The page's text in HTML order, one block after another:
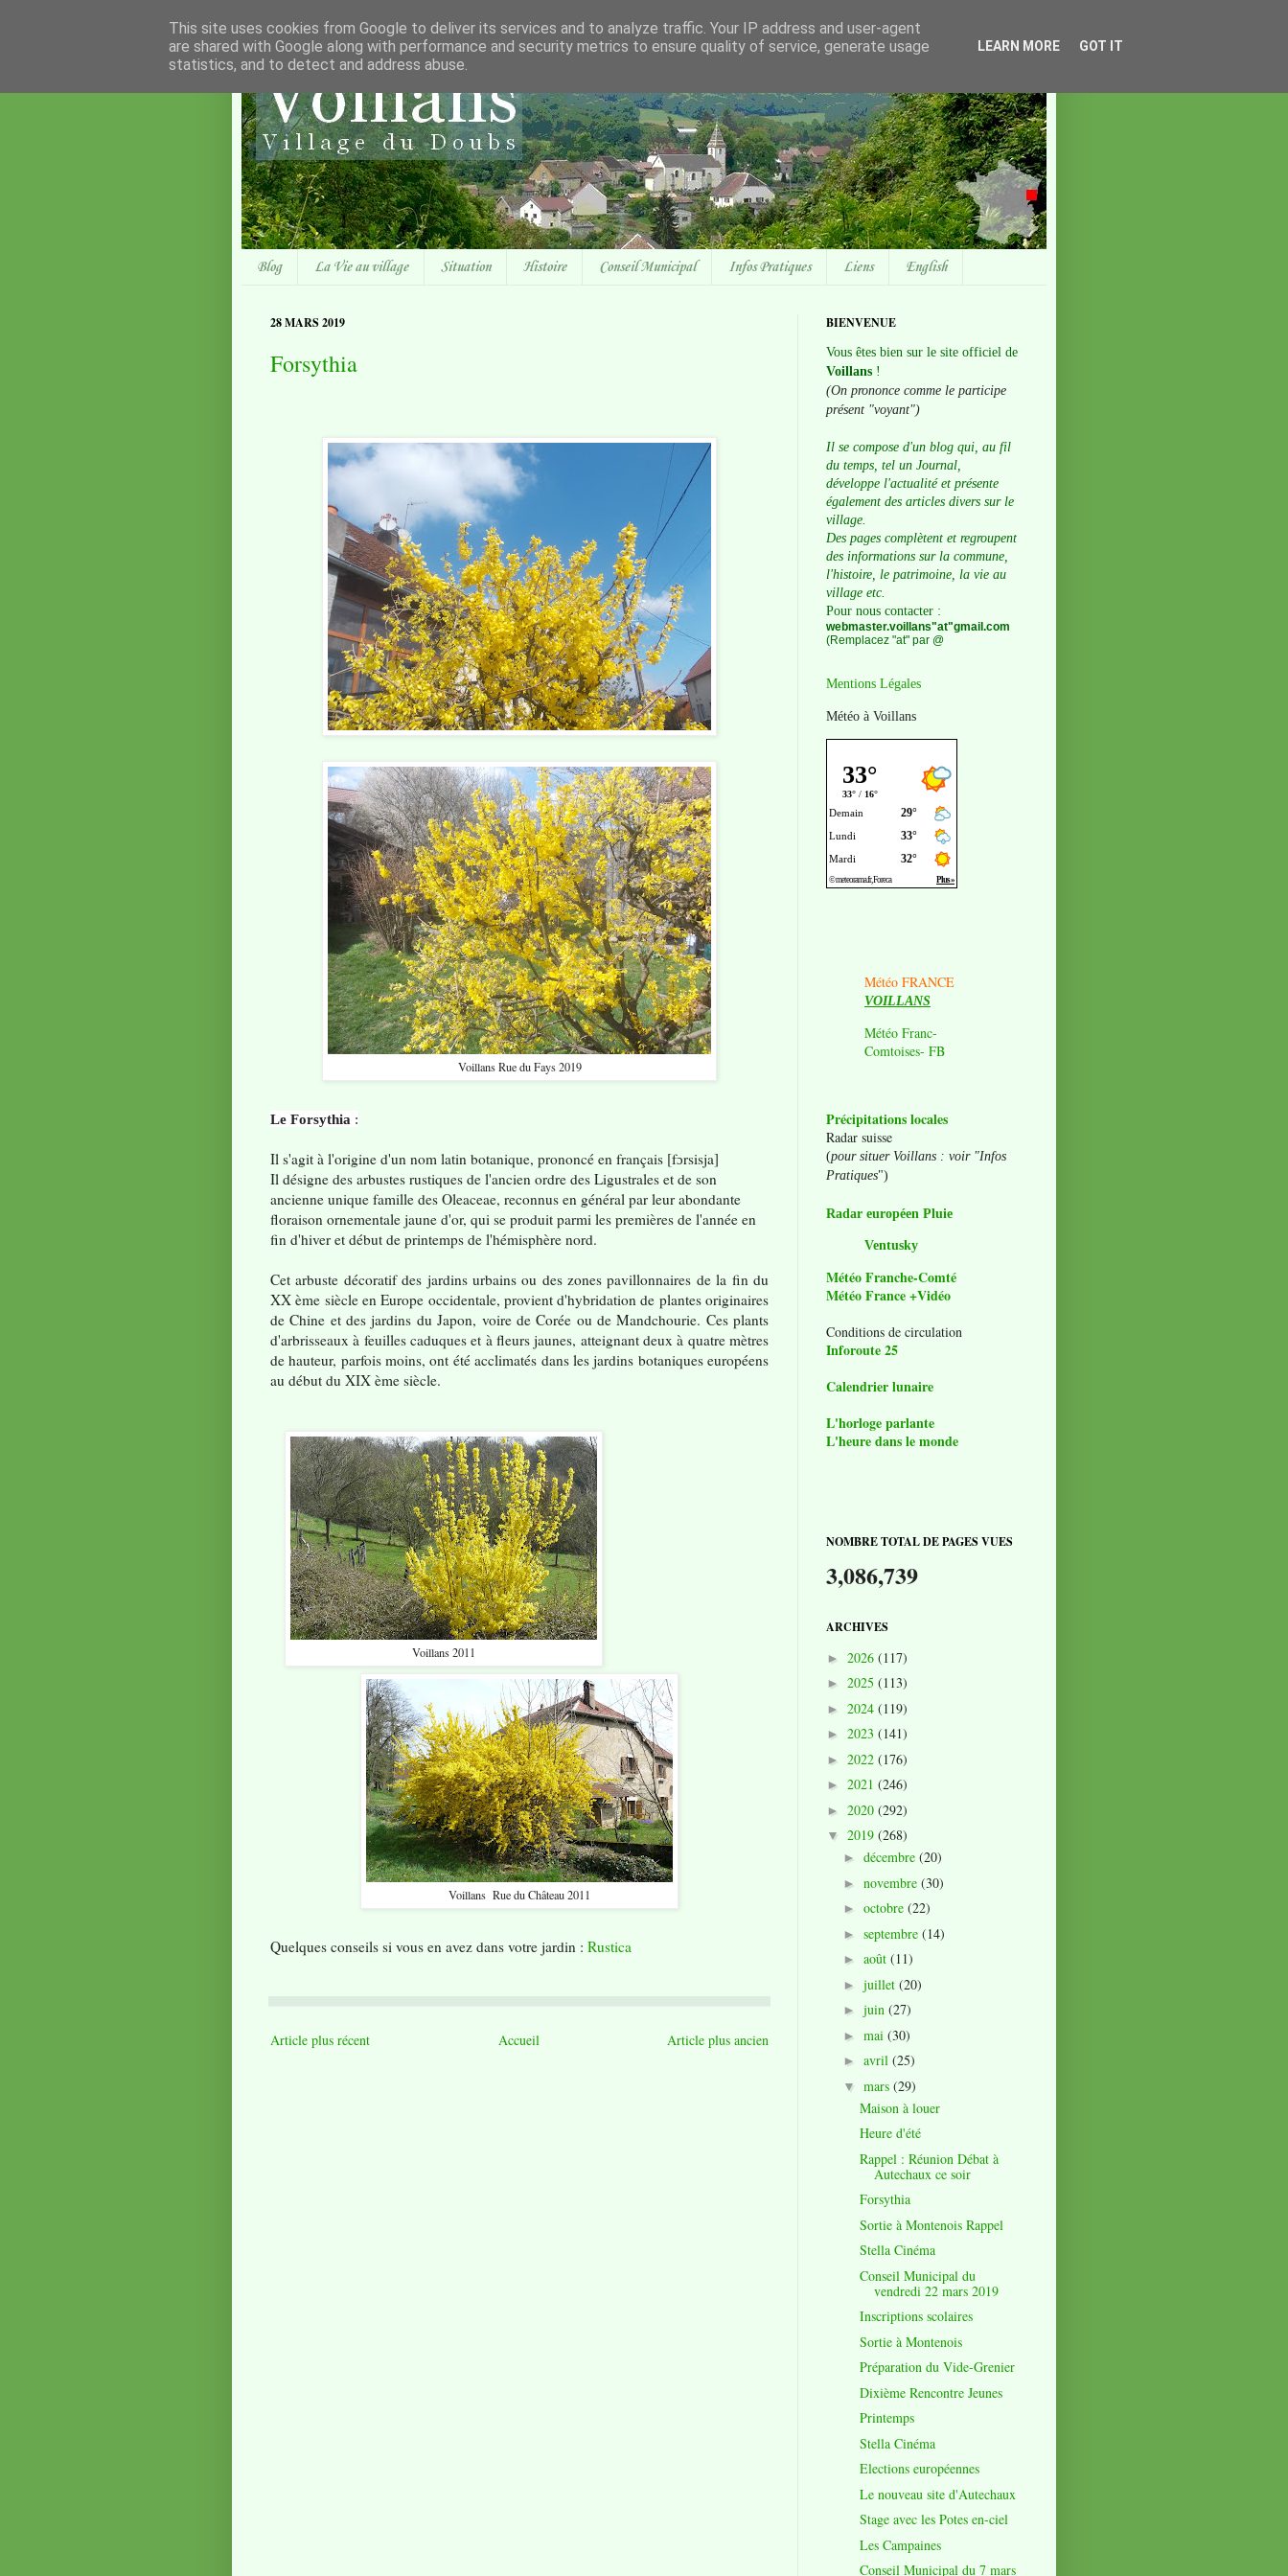
Blog La Vie au village Situation Histoire Conseil Municipal Infos Pratiques Liens English
28 MARS 2019
Forsythia
Voillans Rue du Fays 2019
Le Forsythia :
Il s'agit à l'origine d'un nom latin botanique, prononcé en français [fɔrsisja]
Il désigne des arbustes rustiques de l'ancien ordre des Ligustrales et de son
ancienne unique famille des Oleaceae, reconnus en général par leur abondante
floraison ornementale jaune d'or, qui se produit parmi les premières de l'année en
fin d'hiver et début de printemps de l'hémisphère nord.
Cet arbuste décoratif des jardins urbains ou des zones pavillonnaires de la fin du
XX ème siècle en Europe occidentale, provient d'hybridation de plantes originaires
de Chine et des jardins du Japon, voire de Corée ou de Mandchourie. Ces plants
d'arbrisseaux à feuilles caduques et à fleurs jaunes, atteignant deux à quatre mètres
de hauteur, parfois moins, ont été acclimatés dans les jardins botaniques européens
au début du XIX ème siècle.
Voillans 2011
Voillans Rue du Château 2011
Quelques conseils si vous en avez dans votre jardin : Rustica
Article plus récent Article plus ancien
Accueil
BIENVENUE
Vous êtes bien sur le site officiel de
Voillans !
(On prononce comme le participe
présent "voyant")
Il se compose d'un blog qui, au fil
du temps, tel un Journal,
développe l'actualité et présente
également des articles divers sur le
village.
Des pages complètent et regroupent
des informations sur la commune,
l'histoire, le patrimoine, la vie au
village etc.
Pour nous contacter :
webmaster.voillans"at"gmail.com
(Remplacez "at" par @
Mentions Légales
Météo à Voillans
Météo FRANCE
VOILLANS
Météo Franc-
Comtoises- FB
Précipitations locales
Radar suisse
(pour situer Voillans : voir "Infos
Pratiques")
Radar européen Pluie
Ventusky
Météo Franche-Comté
Météo France +Vidéo
Conditions de circulation
Inforoute 25
Calendrier lunaire
L'horloge parlante
L'heure dans le monde
NOMBRE TOTAL DE PAGES VUES
3,086,739
ARCHIVES
► 2026 (117)
► 2025 (113)
► 2024 (119)
► 2023 (141)
► 2022 (176)
► 2021 (246)
► 2020 (292)
▼ 2019 (268)
► décembre (20)
► novembre (30)
► octobre (22)
► septembre (14)
► août (11)
► juillet (20)
► juin (27)
► mai (30)
► avril (25)
▼ mars (29)
Maison à louer
Heure d'été
Rappel : Réunion Débat à
Autechaux ce soir
Forsythia
Sortie à Montenois Rappel
Stella Cinéma
Conseil Municipal du
vendredi 22 mars 2019
Inscriptions scolaires
Sortie à Montenois
Préparation du Vide-Grenier
Dixième Rencontre Jeunes
Printemps
Stella Cinéma
Elections européennes
Le nouveau site d'Autechaux
Stage avec les Potes en-ciel
Les Campaines
Conseil Municipal du 7 mars
This site uses cookies from Google to deliver its services and to analyze traffic. Your IP address and user-agent
are shared with Google along with performance and security metrics to ensure quality of service, generate usage
statistics, and to detect and address abuse.
LEARN MORE GOT IT